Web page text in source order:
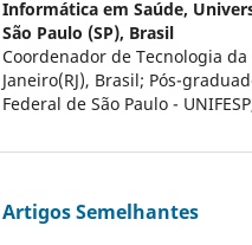
Informática em Saúde,
São Paulo (SP), Brasil
Coordenador de Tecnologia
Janeiro(RJ), Brasil; Pós-
Federal de São Paulo -
Artigos Semelhantes